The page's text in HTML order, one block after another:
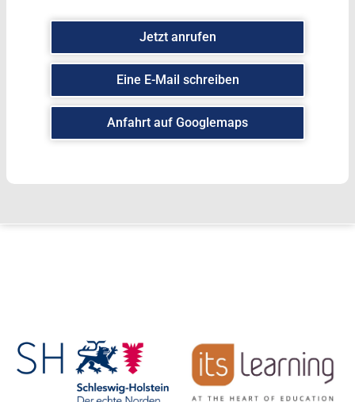
Jetzt anrufen
Eine E-Mail schreiben
Anfahrt auf Googlemaps